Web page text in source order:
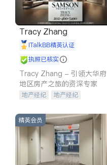
Tracy Zhang
iTalkBB精英认证
执照已核实
Tracy Zhang - 引领大华府
地区房产之旅的资深专家
地产经纪
地产经纪
商铺租售
开发商建商
精英会员